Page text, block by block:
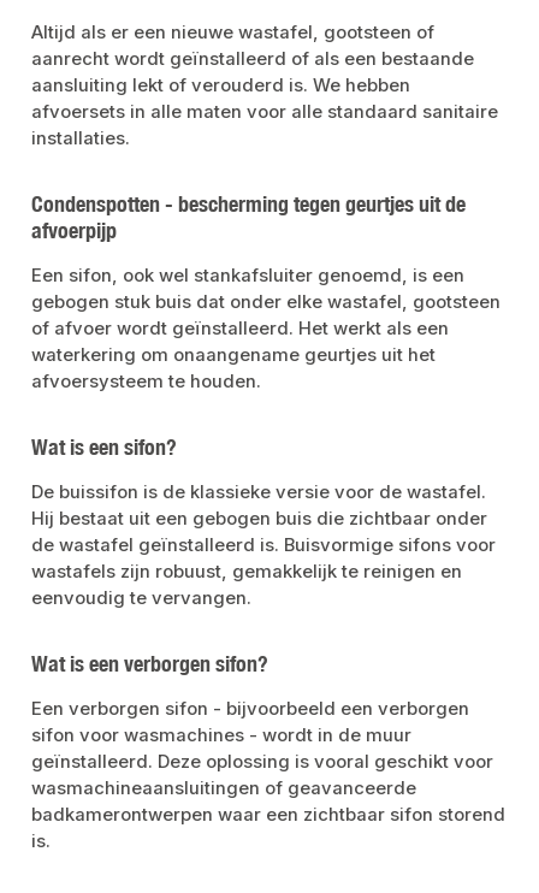
Altijd als er een nieuwe wastafel, gootsteen of
aanrecht wordt geïnstalleerd of als een bestaande
aansluiting lekt of verouderd is. We hebben
afvoersets in alle maten voor alle standaard sanitaire
installaties.
Condenspotten - bescherming tegen geurtjes uit de
afvoerpijp
Een sifon, ook wel stankafsluiter genoemd, is een
gebogen stuk buis dat onder elke wastafel, gootsteen
of afvoer wordt geïnstalleerd. Het werkt als een
waterkering om onaangename geurtjes uit het
afvoersysteem te houden.
Wat is een sifon?
De buissifon is de klassieke versie voor de wastafel.
Hij bestaat uit een gebogen buis die zichtbaar onder
de wastafel geïnstalleerd is. Buisvormige sifons voor
wastafels zijn robuust, gemakkelijk te reinigen en
eenvoudig te vervangen.
Wat is een verborgen sifon?
Een verborgen sifon - bijvoorbeeld een verborgen
sifon voor wasmachines - wordt in de muur
geïnstalleerd. Deze oplossing is vooral geschikt voor
wasmachineaansluitingen of geavanceerde
badkamerontwerpen waar een zichtbaar sifon storend
is.